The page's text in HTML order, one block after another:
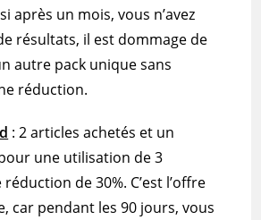
après un mois, vous n’avez
résultats, il est dommage de
autre pack unique sans
réduction.
: 2 articles achetés et un
une utilisation de 3
réduction de30%. C’est l’offre
car pendant les 90 jours, vous